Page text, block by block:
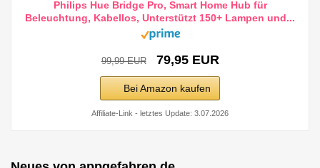
Philips Hue Bridge Pro, Smart Home Hub für
Beleuchtung, Kabellos, Unterstützt 150+ Lampen und...
99,99 EUR 79,95 EUR
Bei Amazon kaufen
Affiliate-Link - letztes Update: 3.07.2026